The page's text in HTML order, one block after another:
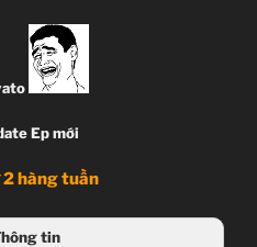
Ep mới
hàng tuần
tin